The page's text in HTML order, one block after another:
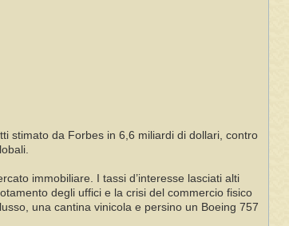
stimato da Forbes in 6,6 miliardi di dollari, contro
immobiliare. I tassi d’interesse lasciati alti
degli uffici e la crisi del commercio fisico
una cantina vinicola e persino un Boeing 757